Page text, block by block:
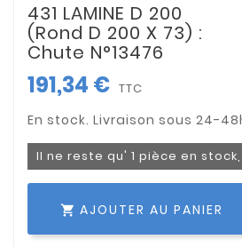
431 LAMINE D 200
(Rond D 200 X 73) :
Chute N°13476
191,34 € TTC
Il ne reste qu' 1 pièce en
 AJOUTER AU PANIER